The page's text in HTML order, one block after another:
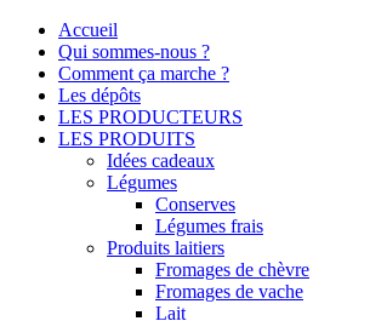
Accueil
Qui sommes-nous ?
Comment ça marche ?
Les dépôts
LES PRODUCTEURS
LES PRODUITS
Idées cadeaux
Légumes
Conserves
Légumes frais
Produits laitiers
Fromages de chèvre
Fromages de vache
Lait